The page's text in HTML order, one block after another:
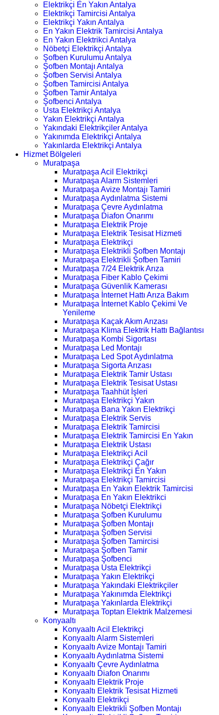
Elektrikçi En Yakın Antalya
Elektrikçi Tamircisi Antalya
Elektrikçi Yakın Antalya
En Yakın Elektrik Tamircisi Antalya
En Yakın Elektrikci Antalya
Nöbetçi Elektrikçi Antalya
Şofben Kurulumu Antalya
Şofben Montajı Antalya
Şofben Servisi Antalya
Şofben Tamircisi Antalya
Şofben Tamir Antalya
Şofbenci Antalya
Usta Elektrikçi Antalya
Yakın Elektrikçi Antalya
Yakındaki Elektrikçiler Antalya
Yakınımda Elektrikçi Antalya
Yakınlarda Elektrikçi Antalya
Hizmet Bölgeleri
Muratpaşa
Muratpaşa Acil Elektrikçi
Muratpaşa Alarm Sistemleri
Muratpaşa Avize Montajı Tamiri
Muratpaşa Aydınlatma Sistemi
Muratpaşa Çevre Aydınlatma
Muratpaşa Diafon Onarımı
Muratpaşa Elektrik Proje
Muratpaşa Elektrik Tesisat Hizmeti
Muratpaşa Elektrikçi
Muratpaşa Elektrikli Şofben Montajı
Muratpaşa Elektrikli Şofben Tamiri
Muratpaşa 7/24 Elektrik Arıza
Muratpaşa Fiber Kablo Çekimi
Muratpaşa Güvenlik Kamerası
Muratpaşa İnternet Hattı Arıza Bakım
Muratpaşa İnternet Kablo Çekimi Ve
Yenileme
Muratpaşa Kaçak Akım Arızası
Muratpaşa Klima Elektrik Hattı Bağlantısı
Muratpaşa Kombi Sigortası
Muratpaşa Led Montajı
Muratpaşa Led Spot Aydınlatma
Muratpaşa Sigorta Arızası
Muratpaşa Elektrik Tamir Ustası
Muratpaşa Elektrik Tesisat Ustası
Muratpaşa Taahhüt İşleri
Muratpaşa Elektrikçi Yakın
Muratpaşa Bana Yakın Elektrikçi
Muratpaşa Elektrik Servis
Muratpaşa Elektrik Tamircisi
Muratpaşa Elektrik Tamircisi En Yakın
Muratpaşa Elektrik Ustası
Muratpaşa Elektrikçi Acil
Muratpaşa Elektrikçi Çağır
Muratpaşa Elektrikçi En Yakın
Muratpaşa Elektrikçi Tamircisi
Muratpaşa En Yakın Elektrik Tamircisi
Muratpaşa En Yakın Elektrikci
Muratpaşa Nöbetçi Elektrikçi
Muratpaşa Şofben Kurulumu
Muratpaşa Şofben Montajı
Muratpaşa Şofben Servisi
Muratpaşa Şofben Tamircisi
Muratpaşa Şofben Tamir
Muratpaşa Şofbenci
Muratpaşa Usta Elektrikçi
Muratpaşa Yakın Elektrikçi
Muratpaşa Yakındaki Elektrikçiler
Muratpaşa Yakınımda Elektrikçi
Muratpaşa Yakınlarda Elektrikçi
Muratpaşa Toptan Elektrik Malzemesi
Konyaaltı
Konyaaltı Acil Elektrikçi
Konyaaltı Alarm Sistemleri
Konyaaltı Avize Montajı Tamiri
Konyaaltı Aydınlatma Sistemi
Konyaaltı Çevre Aydınlatma
Konyaaltı Diafon Onarımı
Konyaaltı Elektrik Proje
Konyaaltı Elektrik Tesisat Hizmeti
Konyaaltı Elektrikçi
Konyaaltı Elektrikli Şofben Montajı